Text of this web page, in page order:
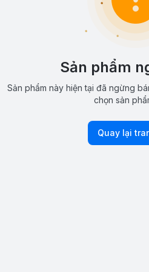
Sản phẩm
Sản phẩm này hiện tại đã ngừng
chọn sản
Quay lại